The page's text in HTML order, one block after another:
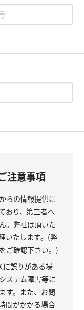
注意事項
らの情報提供に
おり、第三者へ
。弊社は頂いた
いたします。(弊
ご確認下さい。)
に誤りがある場
ステム障害等に
す。また、お問
間がかかる場合